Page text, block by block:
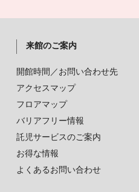
来館のご案内
開館時間／お問い合わせ先
アクセスマップ
フロアマップ
バリアフリー情報
託児サービスのご案内
お得な情報
よくあるお問い合わせ